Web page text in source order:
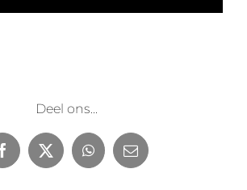
Deel ons...
Facebook
X WhatsApp
E-
mail